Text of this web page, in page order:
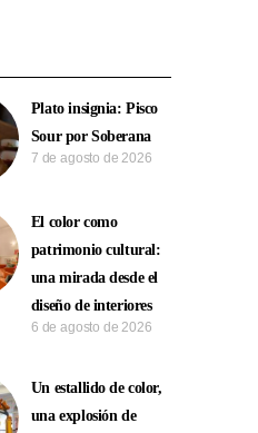
Plato insignia: Pisco
Sour por Soberana
7 de agosto de 2026
El color como
patrimonio cultural:
una mirada desde el
diseño de interiores
6 de agosto de 2026
Un estallido de color,
una explosión de